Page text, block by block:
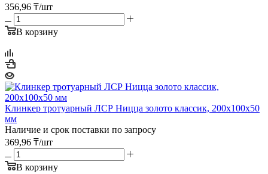
356,96 ₸/шт
В корзину
Клинкер тротуарный ЛСР Ницца золото классик, 200х100х50
мм
Наличие и срок поставки по запросу
369,96 ₸/шт
В корзину